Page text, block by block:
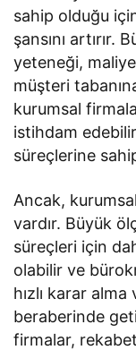
sahip olduğu
şansını
yeteneği,
müşteri
kurumsal
istihdam
süreçlerine
Ancak,
vardır. Büyük
süreçleri için
olabilir ve
hızlı karar
beraberinde
firmalar,